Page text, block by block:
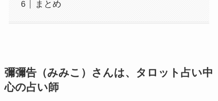
まとめ
彌彌告（みみこ）さんは、タロット占い中
心の占い師